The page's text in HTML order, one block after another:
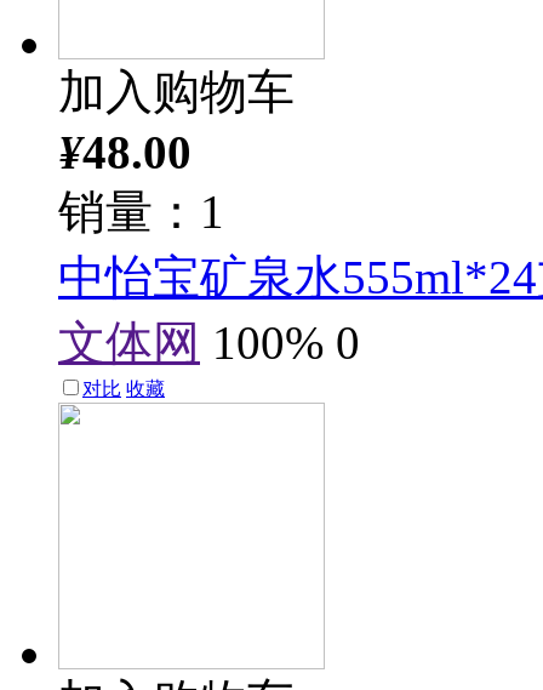
加入购物车
¥48.00
销量：1
中怡宝矿泉水
文体网 100% 0
对比 收藏